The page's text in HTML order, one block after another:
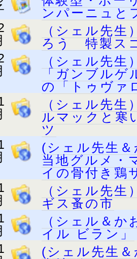
ンパーニュと
（シェル先
ろう 特製ス
（シェル先
「ガンブル
の「トゥヴァ
（シェル先
ルマックと寒
ツ
(シェル先生
当地グルメ・
イの骨付き鶏
（シェル先
ギス蚤の市
（シェル＆
イル ビラン」
(シェル先生